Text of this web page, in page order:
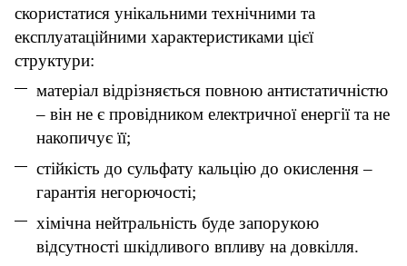
скористатися унікальними технічними та
експлуатаційними характеристиками цієї
структури:
матеріал відрізняється повною антистатичністю
– він не є провідником електричної енергії та не
накопичує її;
стійкість до сульфату кальцію до окислення –
гарантія негорючості;
хімічна нейтральність буде запорукою
відсутності шкідливого впливу на довкілля.